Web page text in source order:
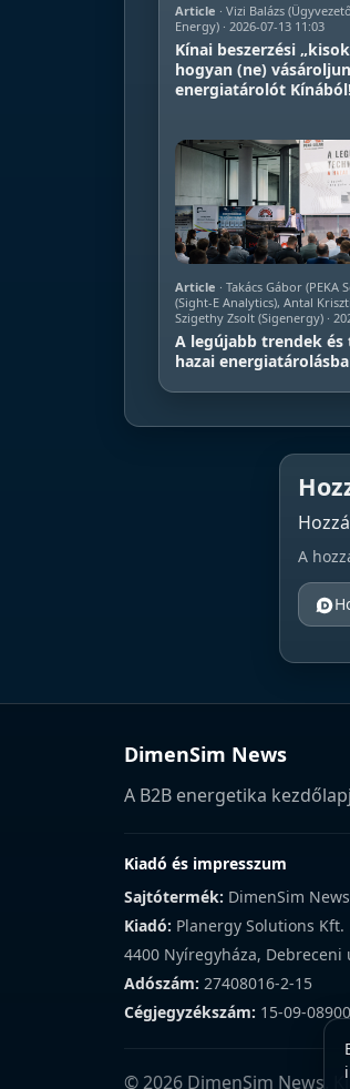
Article · Vizi Balázs
Energy) · 2026-07-13 11:03
Kínai beszerzési
hogyan (ne)
energiatárolót
Article · Takács Gábor (PEKA
(Sight-E Analytics), Antal
Szigethy Zsolt (Sigenergy) ·
A legújabb trendek
hazai
A
DimenSim News
A B2B energetika
Kiadó és impresszum
Sajtótermék: DimenSim News
Kiadó: Planergy Solutions Kft.
4400 Nyíregyháza, Debreceni
Adószám: 27408016-2-15
Cégjegyzékszám: 15-09-
© 2026 DimenSim News.